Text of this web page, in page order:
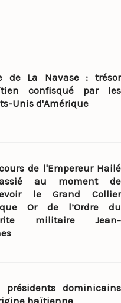
de La Navase : trésor
confisqué par les
Unis d'Amérique
de l'Empereur Hailé
au moment de
le Grand Collier
Or de l’Ordre du
militaire Jean-
présidents dominicains